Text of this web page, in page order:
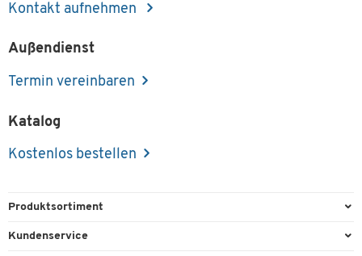
Kontakt aufnehmen
Außendienst
Termin vereinbaren
Katalog
Kostenlos bestellen
Produktsortiment
Büroausstattung
Kundenservice